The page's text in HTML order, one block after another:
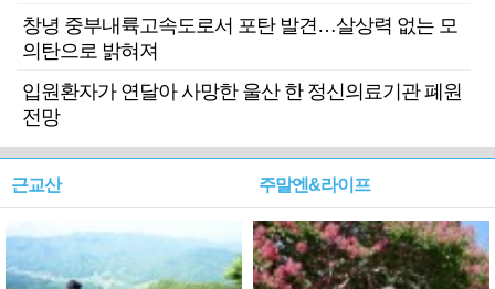
창녕 중부내륙고속도로서 포탄 발견…살상력 없는 모
의탄으로 밝혀져
입원환자가 연달아 사망한 울산 한 정신의료기관 폐원
전망
근교산 주말엔&라이프